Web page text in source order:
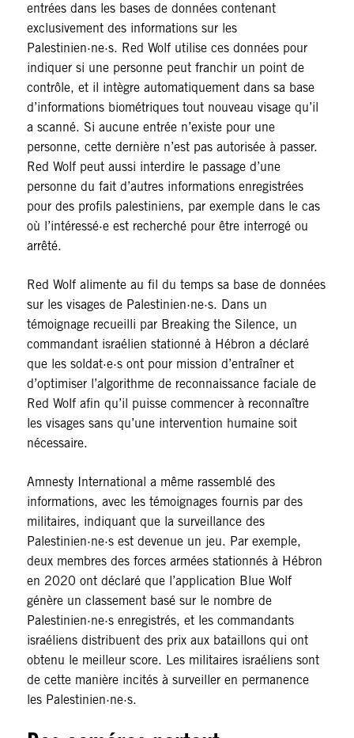
entrées dans les bases de données contenant
exclusivement des informations sur les
Palestinien·ne·s. Red Wolf utilise ces données pour
indiquer si une personne peut franchir un point de
contrôle, et il intègre automatiquement dans sa base
d’informations biométriques tout nouveau visage qu’il
a scanné. Si aucune entrée n’existe pour une
personne, cette dernière n’est pas autorisée à passer.
Red Wolf peut aussi interdire le passage d’une
personne du fait d’autres informations enregistrées
pour des profils palestiniens, par exemple dans le cas
où l’intéressé·e est recherché pour être interrogé ou
arrêté.
Red Wolf alimente au fil du temps sa base de données
sur les visages de Palestinien·ne·s. Dans un
témoignage recueilli par Breaking the Silence, un
commandant israélien stationné à Hébron a déclaré
que les soldat·e·s ont pour mission d’entraîner et
d’optimiser l’algorithme de reconnaissance faciale de
Red Wolf afin qu’il puisse commencer à reconnaître
les visages sans qu’une intervention humaine soit
nécessaire.
Amnesty International a même rassemblé des
informations, avec les témoignages fournis par des
militaires, indiquant que la surveillance des
Palestinien·ne·s est devenue un jeu. Par exemple,
deux membres des forces armées stationnés à Hébron
en 2020 ont déclaré que l’application Blue Wolf
génère un classement basé sur le nombre de
Palestinien·ne·s enregistrés, et les commandants
israéliens distribuent des prix aux bataillons qui ont
obtenu le meilleur score. Les militaires israéliens sont
de cette manière incités à surveiller en permanence
les Palestinien·ne·s.